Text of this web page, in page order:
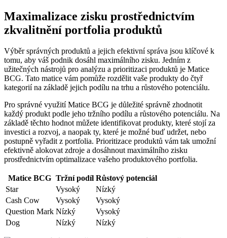
Maximalizace zisku prostřednictvím
zkvalitnění portfolia produktů
Výběr správných produktů a jejich efektivní správa jsou klíčové k
tomu, aby váš podnik dosáhl maximálního zisku. Jedním z
užitečných nástrojů pro analýzu a prioritizaci produktů je Matice
BCG. Tato matice vám pomůže rozdělit vaše produkty do čtyř
kategorií na základě jejich podílu na trhu a růstového potenciálu.
Pro správné využití Matice BCG je důležité správně zhodnotit
každý produkt podle jeho tržního podílu a růstového potenciálu. Na
základě těchto hodnot můžete identifikovat produkty, které stojí za
investici a rozvoj, a naopak ty, které je možné buď udržet, nebo
postupně vyřadit z portfolia. Prioritizace produktů vám tak umožní
efektivně alokovat zdroje a dosáhnout maximálního zisku
prostřednictvím optimalizace vašeho produktového portfolia.
Matice BCG Tržní podíl Růstový potenciál
Star
Vysoký
Nízký
Cash Cow
Vysoký
Vysoký
Question Mark Nízký
Vysoký
Dog
Nízký Nízký